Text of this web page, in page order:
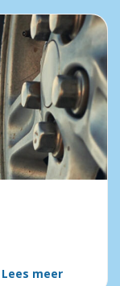
Lees meer